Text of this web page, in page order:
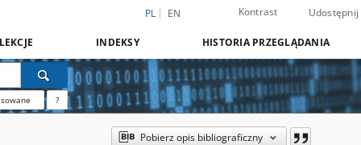
PL EN Kontrast Udostępnij
INDEKSY HISTORIA PRZEGLĄDANIA
?
Pobierz opis bibliograficzny